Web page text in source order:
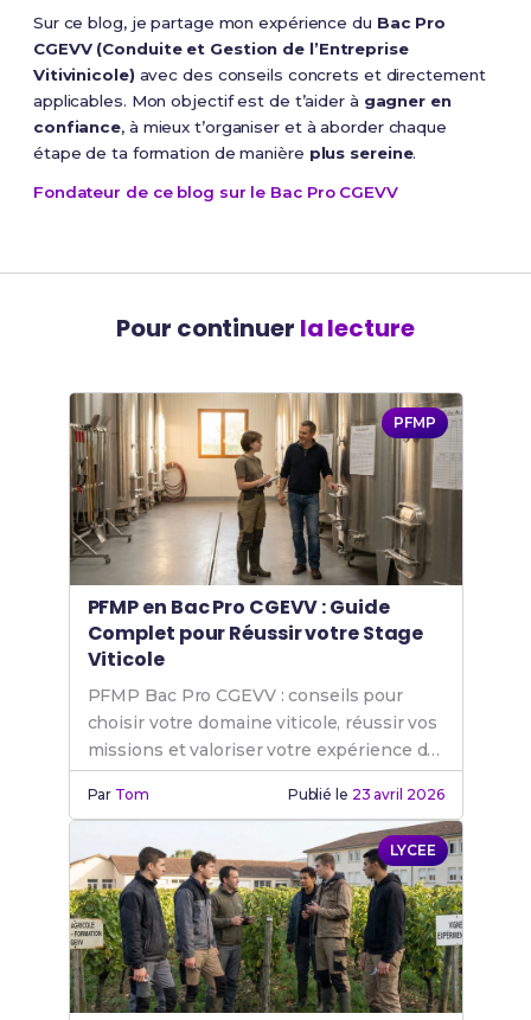
Sur ce blog, je partage mon expérience du Bac Pro
CGEVV (Conduite et Gestion de l’Entreprise
Vitivinicole) avec des conseils concrets et directement
applicables. Mon objectif est de t’aider à gagner en
confiance, à mieux t’organiser et à aborder chaque
étape de ta formation de manière plus sereine.
Fondateur de ce blog sur le Bac Pro CGEVV
Pour continuer la lecture
PFMP
PFMP en Bac Pro CGEVV : Guide
Complet pour Réussir votre Stage
Viticole
PFMP Bac Pro CGEVV : conseils pour
choisir votre domaine viticole, réussir vos
missions et valoriser votre expérience de
stage.
Par Tom Publié le 23 avril 2026
LYCEE